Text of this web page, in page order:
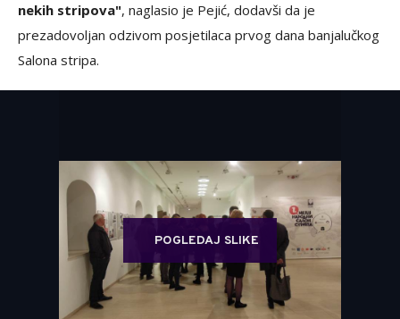
nekih stripova", naglasio je Pejić, dodavši da je
prezadovoljan odzivom posjetilaca prvog dana banjalučkog
Salona stripa.
POGLEDAJ SLIKE